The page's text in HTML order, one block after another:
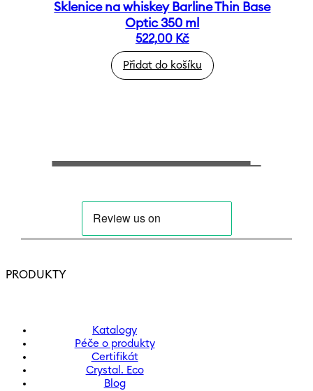
Sklenice na whiskey Barline Thin Base
Optic 350 ml
522,00 Kč
Přidat do košíku
PRODUKTY
Katalogy
Péče o produkty
Certifikát
Crystal. Eco
Blog